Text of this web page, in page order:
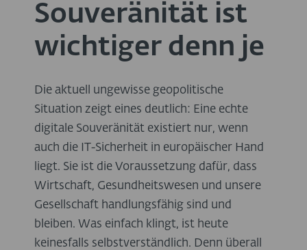
Souveränität ist
wichtiger denn je
Die aktuell ungewisse geopolitische
Situation zeigt eines deutlich: Eine echte
digitale Souveränität existiert nur, wenn
auch die IT-Sicherheit in europäischer Hand
liegt. Sie ist die Voraussetzung dafür, dass
Wirtschaft, Gesundheitswesen und unsere
Gesellschaft handlungsfähig sind und
bleiben. Was einfach klingt, ist heute
keinesfalls selbstverständlich. Denn überall